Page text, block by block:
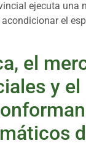
ejecuta una
el
el
y el